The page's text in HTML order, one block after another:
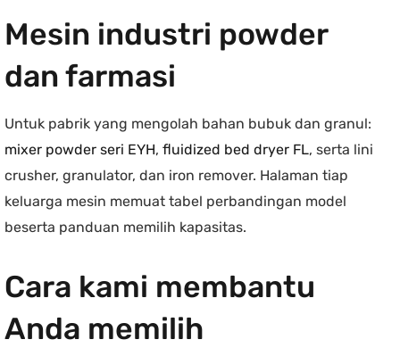
Mesin industri powder
dan farmasi
Untuk pabrik yang mengolah bahan bubuk dan granul:
mixer powder seri EYH, fluidized bed dryer FL, serta lini
crusher, granulator, dan iron remover. Halaman tiap
keluarga mesin memuat tabel perbandingan model
beserta panduan memilih kapasitas.
Cara kami membantu
Anda memilih